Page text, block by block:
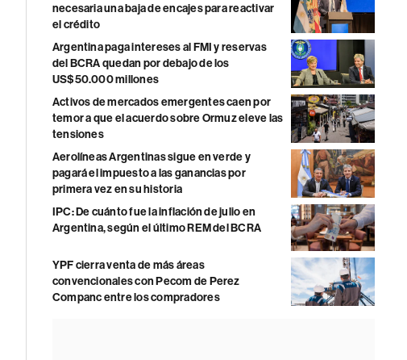
necesaria una baja de encajes para reactivar
el crédito
Argentina paga intereses al FMI y reservas
del BCRA quedan por debajo de los
US$50.000 millones
Activos de mercados emergentes caen por
temor a que el acuerdo sobre Ormuz eleve las
tensiones
Aerolíneas Argentinas sigue en verde y
pagará el impuesto a las ganancias por
primera vez en su historia
IPC: De cuánto fue la inflación de julio en
Argentina, según el último REM del BCRA
YPF cierra venta de más áreas
convencionales con Pecom de Perez
Companc entre los compradores